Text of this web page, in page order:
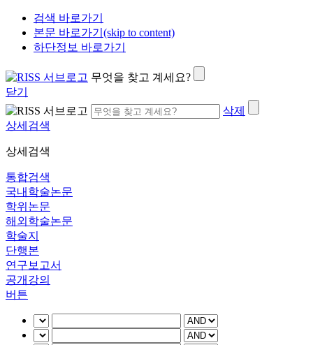
검색 바로가기
본문 바로가기(skip to content)
하단정보 바로가기
무엇을 찾고 계세요?
닫기
삭제
상세검색
상세검색
통합검색
국내학술논문
학위논문
해외학술논문
학술지
단행본
연구보고서
공개강의
버튼